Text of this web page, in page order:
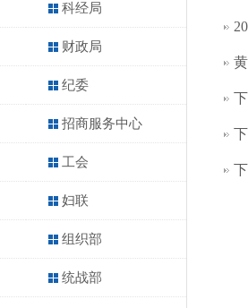
科经局
财政局
纪委
招商服务中心
工会
妇联
组织部
统战部